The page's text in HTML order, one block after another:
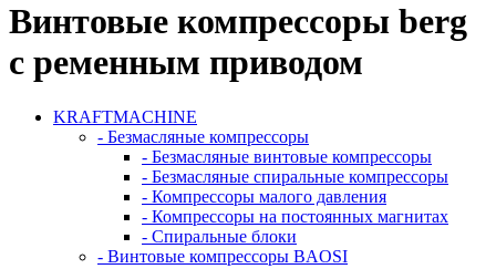
Винтовые компрессоры berg
с ременным приводом
KRAFTMACHINE
- Безмасляные компрессоры
- Безмасляные винтовые компрессоры
- Безмасляные спиральные компрессоры
- Компрессоры малого давления
- Компрессоры на постоянных магнитах
- Спиральные блоки
- Винтовые компрессоры BAOSI